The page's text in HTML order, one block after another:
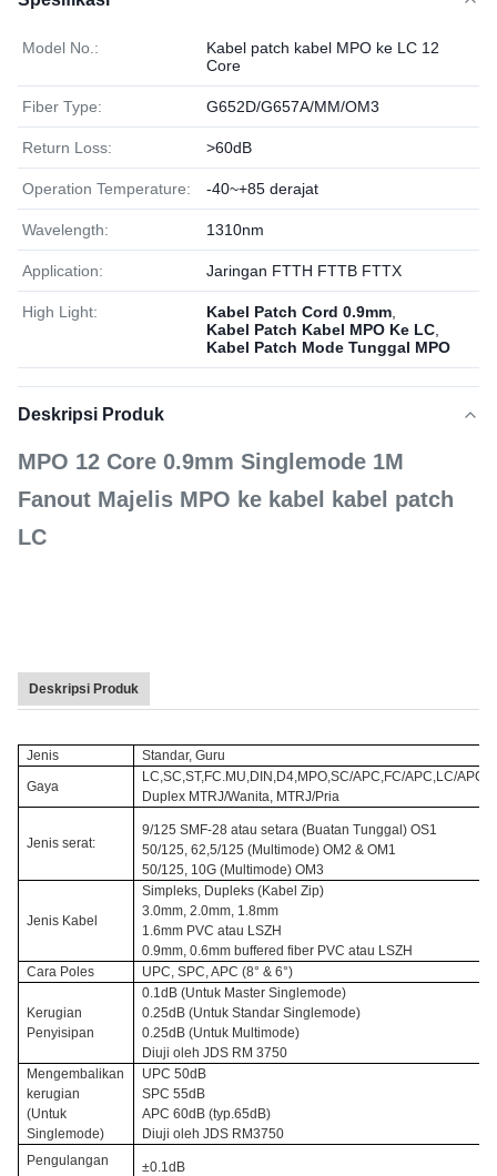
Model No.:
Kabel patch kabel MPO ke LC 12
Core
Fiber Type: G652D/G657A/MM/OM3
Return Loss: >60dB
Operation Temperature: -40~+85 derajat
Wavelength: 1310nm
Application: Jaringan FTTH FTTB FTTX
High Light: Kabel Patch Cord 0.9mm
Kabel Patch Kabel MPO Ke LC
Kabel Patch Mode Tunggal MPO
Deskripsi Produk
MPO 12 Core 0.9mm Singlemode 1M
Fanout Majelis MPO ke kabel kabel patch
LC
Deskripsi Produk
Jenis
Standar, Guru
Gaya
LC,SC,ST,FC.MU,DIN,D4,MPO,SC/APC,FC/APC,LC/
Duplex MTRJ/Wanita, MTRJ/Pria
Jenis serat:
9/125 SMF-28 atau setara (Buatan Tunggal) OS1
50/125, 62,5/125 (Multimode) OM2 & OM1
50/125, 10G (Multimode) OM3
Jenis Kabel
Simpleks, Dupleks (Kabel Zip)
3.0mm, 2.0mm, 1.8mm
1.6mm PVC atau LSZH
0.9mm, 0.6mm buffered fiber PVC atau LSZH
Cara Poles
UPC, SPC, APC (8° & 6°)
Kerugian
Penyisipan
0.1dB (Untuk Master Singlemode)
0.25dB (Untuk Standar Singlemode)
0.25dB (Untuk Multimode)
Diuji oleh JDS RM 3750
Mengembalikan
kerugian
(Untuk
Singlemode)
UPC 50dB
SPC 55dB
APC 60dB (typ.65dB)
Diuji oleh JDS RM3750
Pengulangan
±0.1dB